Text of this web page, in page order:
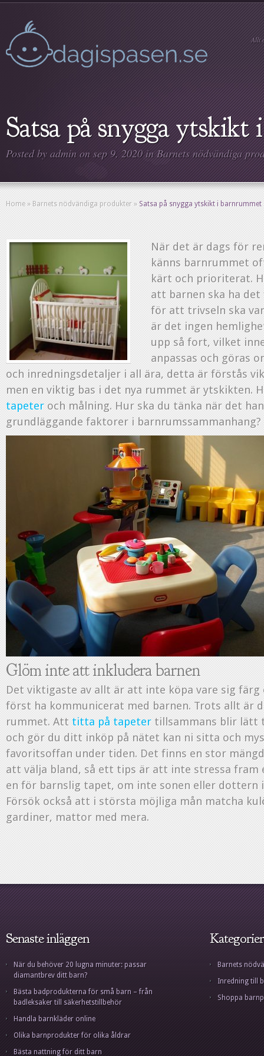
Allt
Satsa på snygga
Posted byadmin on sep 9, 2020 inBarnets nödvändiga
Home » Barnets nödvändiga produkter » Satsa på snygga ytskikt i barnrummet
När det är dags för
känns barnrummet
kärt och prioriterat.
att barnen ska ha
för att trivseln ska
är det ingen
upp så fort, vilket
anpassas och göras
och inredningsdetaljer i all ära, detta är förstås
men en viktig bas i det nya rummet är ytskikten.
tapeter och målning. Hur ska du tänka när det
grundläggande faktorer i barnrumssammanhang?
Glöm inte att inkludera barnen
Det viktigaste av allt är att inte köpa vare sig
först ha kommunicerat med barnen. Trots allt är
rummet. Att titta på tapeter tillsammans blir lätt
och gör du ditt inköp på nätet kan ni sitta och
favoritsoffan under tiden. Det finns en stor
att välja bland, så ett tips är att inte stressa fram
en för barnslig tapet, om inte sonen eller dottern
Försök också att i största möjliga mån matcha
gardiner, mattor med mera.
Senaste inläggen
När du behöver 20 lugna minuter: passar
diamantbrev ditt barn?
Bästa badprodukterna för små barn – från
badleksaker till säkerhetstillbehör
Handla barnkläder online
Olika barnprodukter för olika åldrar
Bästa nattning för ditt barn
Kategorier
Barnets
Inredning till
Shoppa